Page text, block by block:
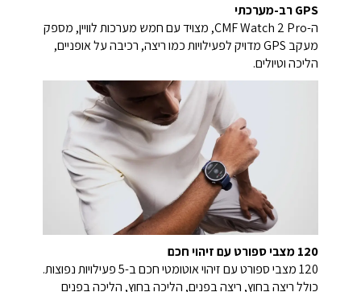
GPS רב-מערכתי
ה-CMF Watch 2 Pro, מצויד עם חמש מערכות לוויין, מספק
מעקב GPS מדויק לפעילויות כמו ריצה, רכיבה על אופניים,
הליכה וטיולים.
120 מצבי ספורט עם זיהוי חכם
120 מצבי ספורט עם זיהוי אוטומטי חכם ב-5 פעילויות נפוצות.
כולל ריצה בחוץ, ריצה בפנים, הליכה בחוץ, הליכה בפנים